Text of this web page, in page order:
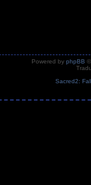
Powered by phpBB
Sacred2: